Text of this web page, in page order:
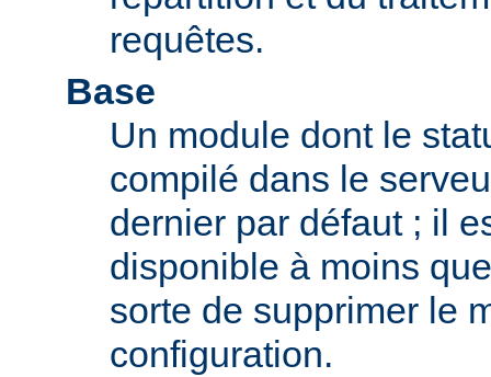
requêtes.
Base
Un module dont le
compilé dans le
dernier par défaut ; il
disponible à moins
sorte de supprimer le
configuration.